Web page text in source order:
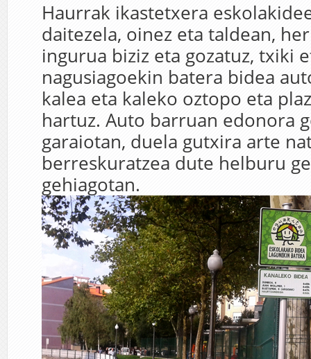
Haurrak ikastetxera
daitezela, oinez eta taldean,
ingurua biziz eta gozatuz, txiki
nagusiagoekin batera bidea
kalea eta kaleko oztopo eta
hartuz. Auto barruan edonora
garaiotan, duela gutxira arte
berreskuratzea dute helburu
gehiagotan.